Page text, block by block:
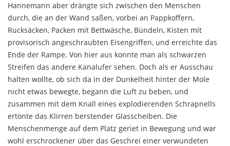
Hannemann aber drängte sich zwischen den Men­schen
durch, die an der Wand saßen, vorbei an Pappkoffern,
Rucksäcken, Packen mit Bettwäsche, Bündeln, Kisten mit
provisorisch angeschraubten Eisengriffen, und erreichte das
Ende der Rampe. Von hier aus konnte man als schwarzen
Streifen das andere Kanalufer se­hen. Doch als er Ausschau
halten wollte, ob sich da in der Dunkelheit hinter der Mole
nicht etwas bewegte, begann die Luft zu beben, und
zusammen mit dem Knall eines explodierenden Schrapnells
ertönte das Klirren berstender Glasscheiben. Die
Menschenmenge auf dem Platz geriet in Bewegung und war
wohl er­schrockener über das Geschrei einer verwundeten